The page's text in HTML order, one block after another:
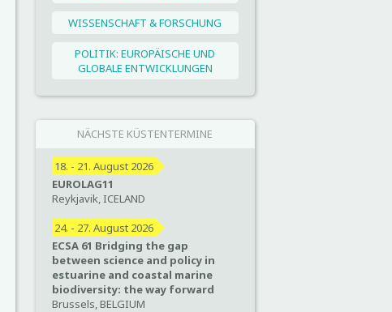
WISSENSCHAFT & FORSCHUNG
POLITIK: EUROPÄISCHE UND
GLOBALE ENTWICKLUNGEN
NÄCHSTE KÜSTENTERMINE
18. - 21. August 2026
EUROLAG11
Reykjavik, ICELAND
24. - 27. August 2026
ECSA 61 Bridging the gap
between science and policy in
estuarine and coastal marine
biodiversity: the way forward
Brussels, BELGIUM